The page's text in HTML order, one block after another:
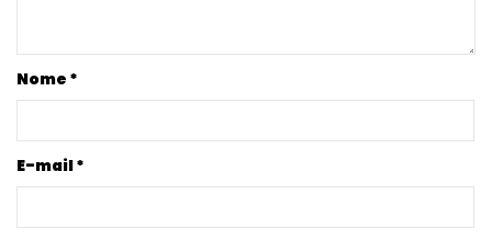
Nome *
E-mail*